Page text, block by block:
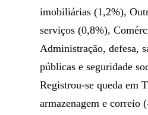
imobiliárias (1,2%),
serviços (0,8%),
Administração, defesa,
públicas e seguridade
Registrou-se queda em
armazenagem e correio